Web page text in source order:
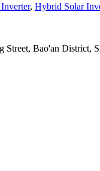
, Hybrid Solar
Bao'an District,